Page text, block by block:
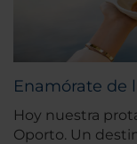
Enamórate de
Hoy nuestra
Oporto. Un